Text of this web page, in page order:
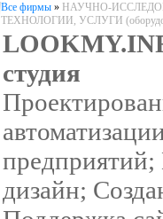
Все фирмы » НАУЧНО-
ТЕХНОЛОГИИ, УСЛУГИ
студия
дизайн;